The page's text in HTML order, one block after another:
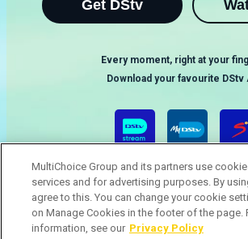
Get DStv
Every moment, right at your
Download your favourite DStv
MultiChoice Group and its partners use
services and for advertising purposes. By
agree to this. You can change your cookie
on Manage Cookies in the footer of the page.
information, see our Privacy Policy